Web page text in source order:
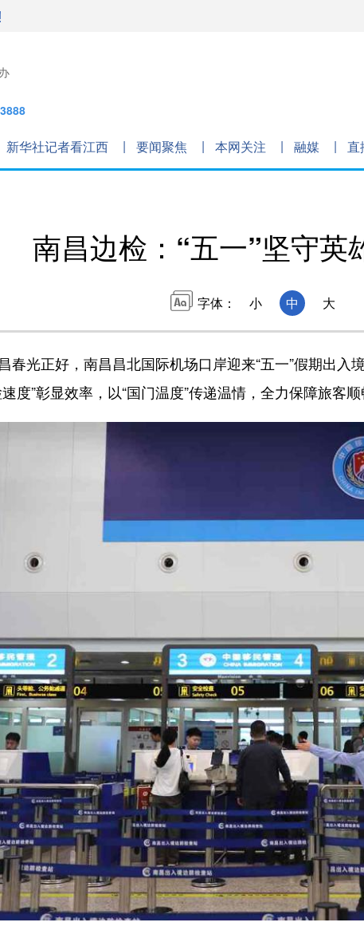
新华社记者看江西 要闻聚焦 本网关注 融媒 直
南昌边检：“五一”坚守英
字体： 小 中 大
光正好，南昌昌北国际机场口岸迎来“五一”假期出入
度”彰显效率，以“国门温度”传递温情，全力保障旅客顺